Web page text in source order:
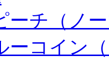
ーチ（ノ
ーコイン